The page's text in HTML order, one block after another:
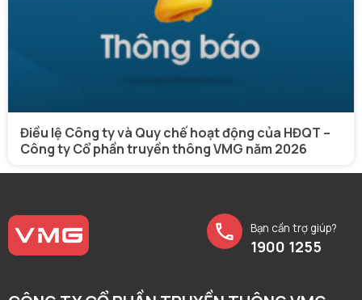
Điều lệ Công ty và Quy chế hoạt động của HĐQT –
Công ty Cổ phần truyền thông VMG năm 2026
Bạn cần trợ giúp?
1900 1255